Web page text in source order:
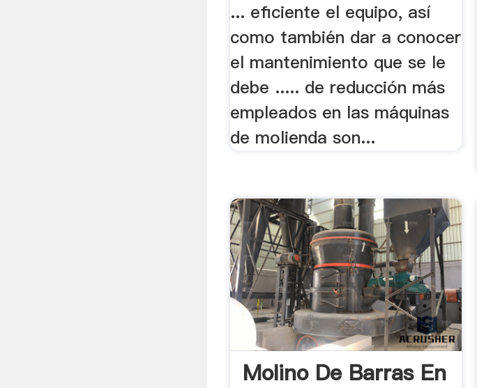
... eficiente el equipo, así
como también dar a conocer
el mantenimiento que se le
debe ..... de reducción más
empleados en las máquinas
de molienda son...
Molino De Barras En